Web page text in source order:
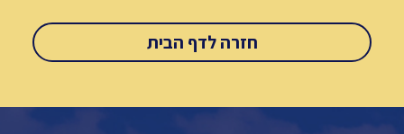
חזרה לדף הבית